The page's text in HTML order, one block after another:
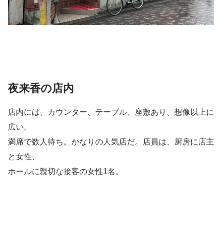
夜来香の店内
店内には、カウンター、テーブル、座敷あり、想像以上に
広い。
満席で数人待ち。かなりの人気店だ。店員は、厨房に店主
と女性、
ホールに親切な接客の女性1名。